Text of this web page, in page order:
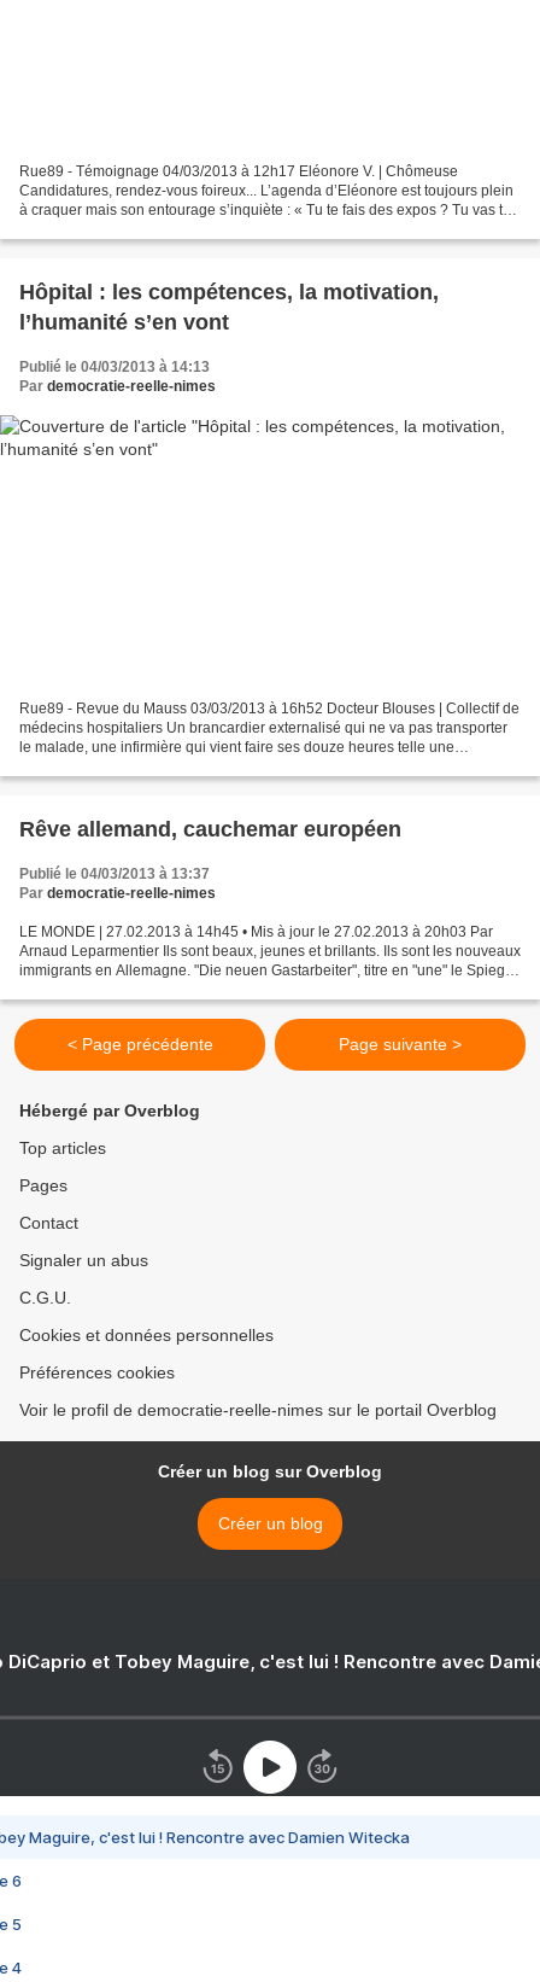
Rue89 - Témoignage 04/03/2013 à 12h17 Eléonore V. | Chômeuse
Candidatures, rendez-vous foireux... L’agenda d’Eléonore est toujours plein
à craquer mais son entourage s’inquiète : « Tu te fais des expos ? Tu vas te
Hôpital : les compétences, la motivation,
l’humanité s’en vont
Publié le 04/03/2013 à 14:13
Par democratie-reelle-nimes
Rue89 - Revue du Mauss 03/03/2013 à 16h52 Docteur Blouses | Collectif de
médecins hospitaliers Un brancardier externalisé qui ne va pas transporter
le malade, une infirmière qui vient faire ses douze heures telle une
Rêve allemand, cauchemar européen
Publié le 04/03/2013 à 13:37
Par democratie-reelle-nimes
LE MONDE | 27.02.2013 à 14h45 • Mis à jour le 27.02.2013 à 20h03 Par
Arnaud Leparmentier Ils sont beaux, jeunes et brillants. Ils sont les nouveaux
immigrants en Allemagne. "Die neuen Gastarbeiter", titre en "une" le Spiegel.
< Page précédente Page suivante >
Hébergé par Overblog
Top articles
Pages
Contact
Signaler un abus
C.G.U.
Cookies et données personnelles
Préférences cookies
Voir le profil de democratie-reelle-nimes sur le portail Overblog
Créer un blog sur Overblog
Créer un blog
DiCaprio et Tobey Maguire, c'est lui ! Rencontre avec
Maguire, c'est lui ! Rencontre avec Damien Witecka
6
5
4